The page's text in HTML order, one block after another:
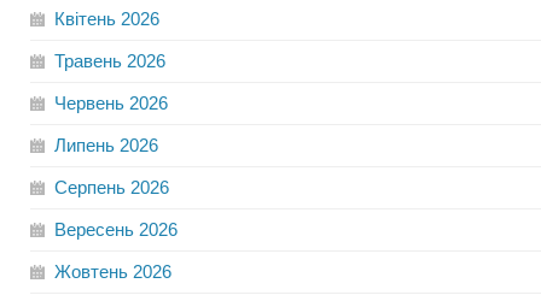
Квітень 2026
Травень 2026
Червень 2026
Липень 2026
Серпень 2026
Вересень 2026
Жовтень 2026